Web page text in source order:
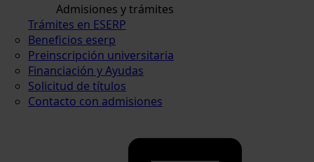
Admisiones y trámites
Trámites en ESERP
Beneficios eserp
Preinscripción universitaria
Financiación y Ayudas
Solicitud de títulos
Contacto con admisiones